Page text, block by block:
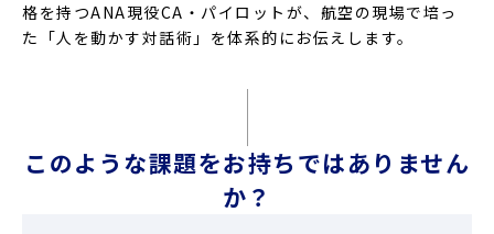
格を持つANA現役CA・パイロットが、航空の現場で培っ
た「人を動かす対話術」を体系的にお伝えします。
このような課題をお持ちではありません
か？